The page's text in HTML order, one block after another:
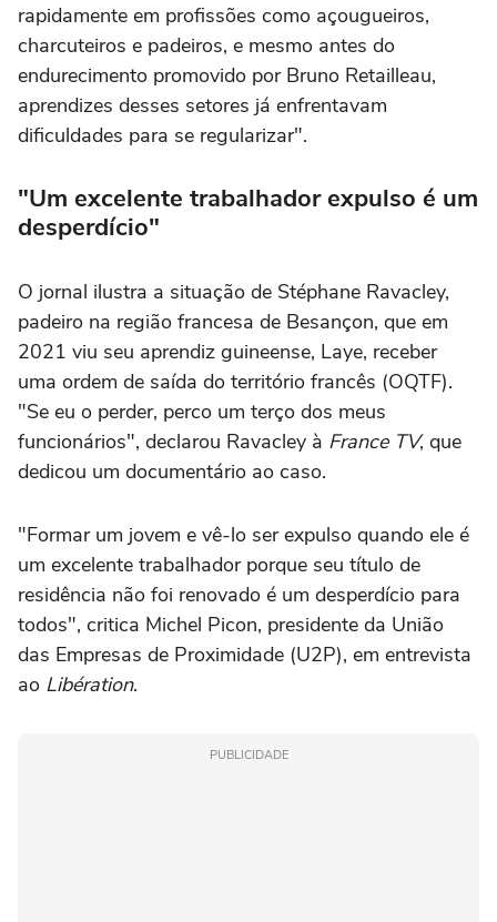
rapidamente em profissões como açougueiros,
charcuteiros e padeiros, e mesmo antes do
endurecimento promovido por Bruno Retailleau,
aprendizes desses setores já enfrentavam
dificuldades para se regularizar".
"Um excelente trabalhador expulso é um
desperdício"
O jornal ilustra a situação de Stéphane Ravacley,
padeiro na região francesa de Besançon, que em
2021 viu seu aprendiz guineense, Laye, receber
uma ordem de saída do território francês (OQTF).
"Se eu o perder, perco um terço dos meus
funcionários", declarou Ravacley à France TV, que
dedicou um documentário ao caso.
"Formar um jovem e vê-lo ser expulso quando ele é
um excelente trabalhador porque seu título de
residência não foi renovado é um desperdício para
todos", critica Michel Picon, presidente da União
das Empresas de Proximidade (U2P), em entrevista
ao Libération.
PUBLICIDADE